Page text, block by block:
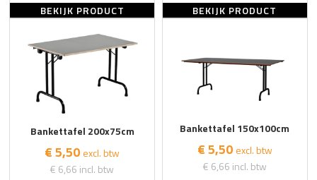
BEKIJK PRODUCT
BEKIJK PRODUCT
Bankettafel 200x75cm
€ 5,50 excl. btw
€ 6,66 incl. btw
Bankettafel 150x100cm
€ 5,50 excl. btw
€ 6,66 incl. btw